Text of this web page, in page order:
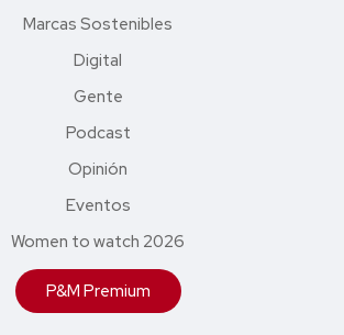
Marcas Sostenibles
Digital
Gente
Podcast
Opinión
Eventos
Women to watch 2026
P&M Premium